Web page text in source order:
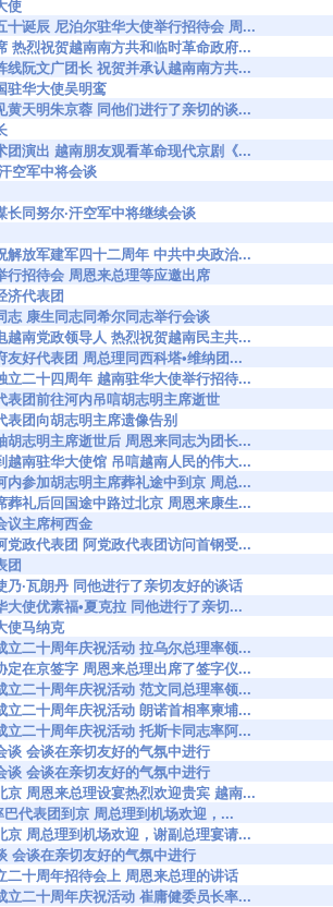
使
十诞辰 尼泊尔驻华大使举行招待会 周...
热烈祝贺越南南方共和临时革命政府...
线阮文广团长 祝贺并承认越南南方共...
驻华大使吴明鸾
黄天明朱京蓉 同他们进行了亲切的谈...
团演出 越南朋友观看革命现代京剧《...
空军中将会谈
同努尔·汗空军中将继续会谈
解放军建军四十二周年 中共中央政治...
行招待会 周恩来总理等应邀出席
济代表团
志 康生同志同希尔同志举行会谈
越南党政领导人 热烈祝贺越南民主共...
友好代表团 周总理同西科塔•维纳团...
立二十四周年 越南驻华大使举行招待...
表团前往河内吊唁胡志明主席逝世
表团向胡志明主席遗像告别
胡志明主席逝世后 周恩来同志为团长...
越南驻华大使馆 吊唁越南人民的伟大...
内参加胡志明主席葬礼途中到京 周总...
葬礼后回国途中路过北京 周恩来康生...
议主席柯西金
党政代表团 阿党政代表团访问首钢受...
团
·瓦朗丹 同他进行了亲切友好的谈话
大使优素福•夏克拉 同他进行了亲切...
使马纳克
立二十周年庆祝活动 拉乌尔总理率领...
定在京签字 周恩来总理出席了签字仪...
立二十周年庆祝活动 范文同总理率领...
立二十周年庆祝活动 朗诺首相率柬埔...
立二十周年庆祝活动 托斯卡同志率阿...
谈 会谈在亲切友好的气氛中进行
谈 会谈在亲切友好的气氛中进行
京 周恩来总理设宴热烈欢迎贵宾 越南...
巴代表团到京 周总理到机场欢迎，...
京 周总理到机场欢迎，谢副总理宴请...
会谈在亲切友好的气氛中进行
二十周年招待会上 周恩来总理的讲话
立二十周年庆祝活动 崔庸健委员长率...